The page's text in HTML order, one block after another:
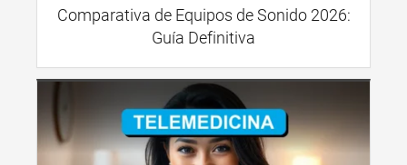
Comparativa de Equipos de Sonido 2026:
Guía Definitiva